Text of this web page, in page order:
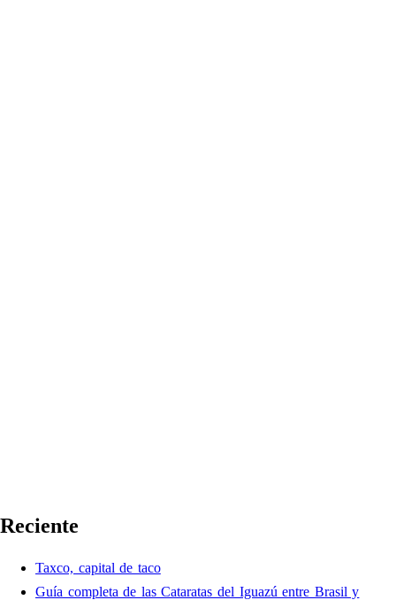
Reciente
Taxco, capital de taco
Guía completa de las Cataratas del Iguazú entre Brasil y